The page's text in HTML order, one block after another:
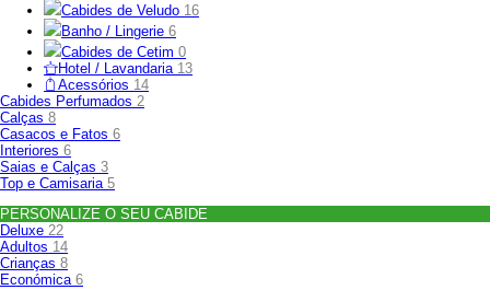
Cabides de Veludo 16
Banho / Lingerie 6
Cabides de Cetim 0
Hotel / Lavandaria 13
Acessórios 14
Cabides Perfumados 2
Calças 8
Casacos e Fatos 6
Interiores 6
Saias e Calças 3
Top e Camisaria 5
PERSONALIZE O SEU CABIDE
Deluxe 22
Adultos 14
Crianças 8
Económica 6